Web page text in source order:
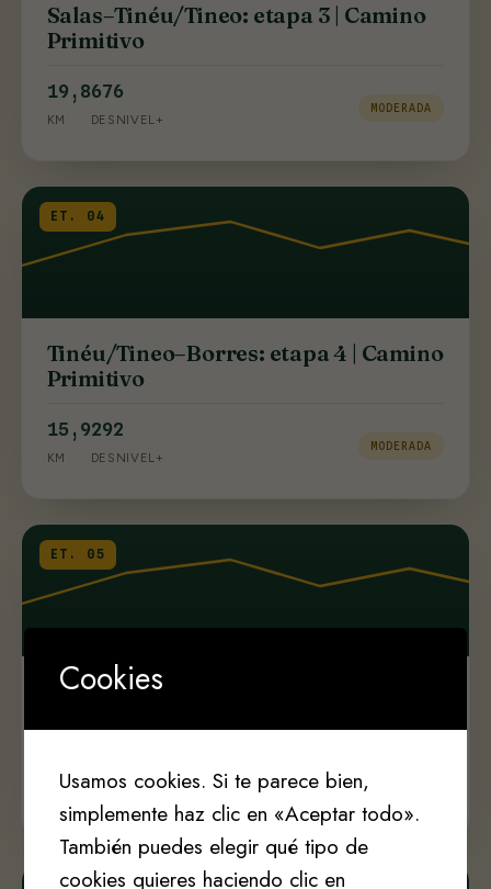
Salas–Tinéu/Tineo: etapa 3 | Camino
Primitivo
19,8
KM
676
DESNIVEL+
MODERADA
ET. 04
Tinéu/Tineo–Borres: etapa 4 | Camino
Primitivo
15,9
KM
292
DESNIVEL+
MODERADA
ET. 05
Etapa 5A: Borres–Berducedo · por
Cookies
Usamos cookies. Si te parece bien,
simplemente haz clic en «Aceptar todo».
También puedes elegir qué tipo de
cookies quieres haciendo clic en